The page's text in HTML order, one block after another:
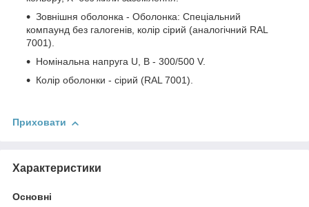
Зовнішня оболонка - Оболонка: Спеціальний
компаунд без галогенів, колір сірий (аналогічний RAL
7001).
Номінальна напруга U, В - 300/500 V.
Колір оболонки - сірий (RAL 7001).
Приховати
Характеристики
Основні